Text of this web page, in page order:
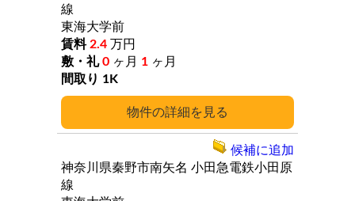
詳細
線
東海大学前
2.4 万円
0 ヶ月 1 ヶ月
1K
神奈川県秦野市南矢名 小田急電鉄小田原
線
候補に追加